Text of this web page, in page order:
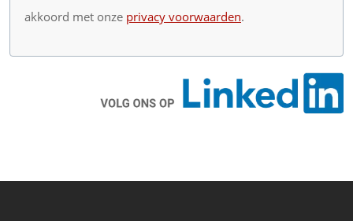
akkoord met onze privacy voorwaarden.